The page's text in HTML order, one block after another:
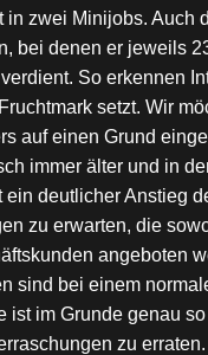
in zwei Minijobs. Auch
bei denen er jeweils
So erkennen
setzt. Wir
auf einen Grund
immer älter und in
ein deutlicher Anstieg
zu erwarten, die
angeboten
sind bei einem
ist im Grunde genau
zu